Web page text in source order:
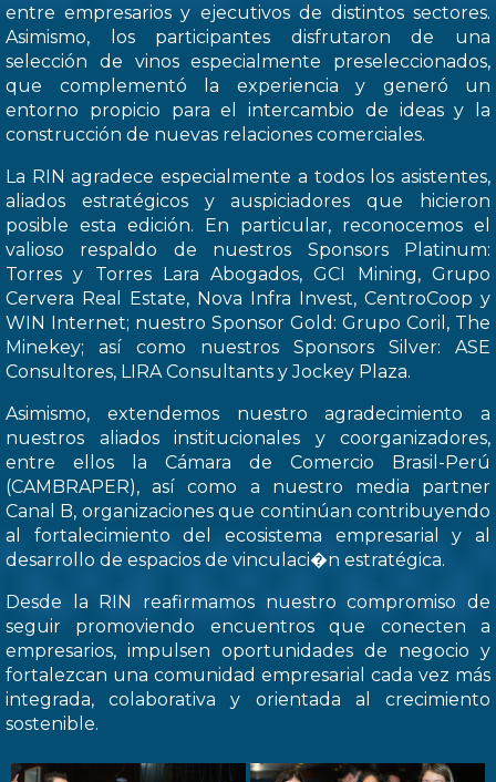
entre empresarios y ejecutivos de distintos sectores.
Asimismo, los participantes disfrutaron de una
selección de vinos especialmente preseleccionados,
que complementó la experiencia y generó un
entorno propicio para el intercambio de ideas y la
construcción de nuevas relaciones comerciales.
La RIN agradece especialmente a todos los asistentes,
aliados estratégicos y auspiciadores que hicieron
posible esta edición. En particular, reconocemos el
valioso respaldo de nuestros Sponsors Platinum:
Torres y Torres Lara Abogados, GCI Mining, Grupo
Cervera Real Estate, Nova Infra Invest, CentroCoop y
WIN Internet; nuestro Sponsor Gold: Grupo Coril, The
Minekey; así como nuestros Sponsors Silver: ASE
Consultores, LIRA Consultants y Jockey Plaza.
Asimismo, extendemos nuestro agradecimiento a
nuestros aliados institucionales y coorganizadores,
entre ellos la Cámara de Comercio Brasil-Perú
(CAMBRAPER), así como a nuestro media partner
Canal B, organizaciones que continúan contribuyendo
al fortalecimiento del ecosistema empresarial y al
desarrollo de espacios de vinculaci�n estratégica.
Desde la RIN reafirmamos nuestro compromiso de
seguir promoviendo encuentros que conecten a
empresarios, impulsen oportunidades de negocio y
fortalezcan una comunidad empresarial cada vez más
integrada, colaborativa y orientada al crecimiento
sostenible.